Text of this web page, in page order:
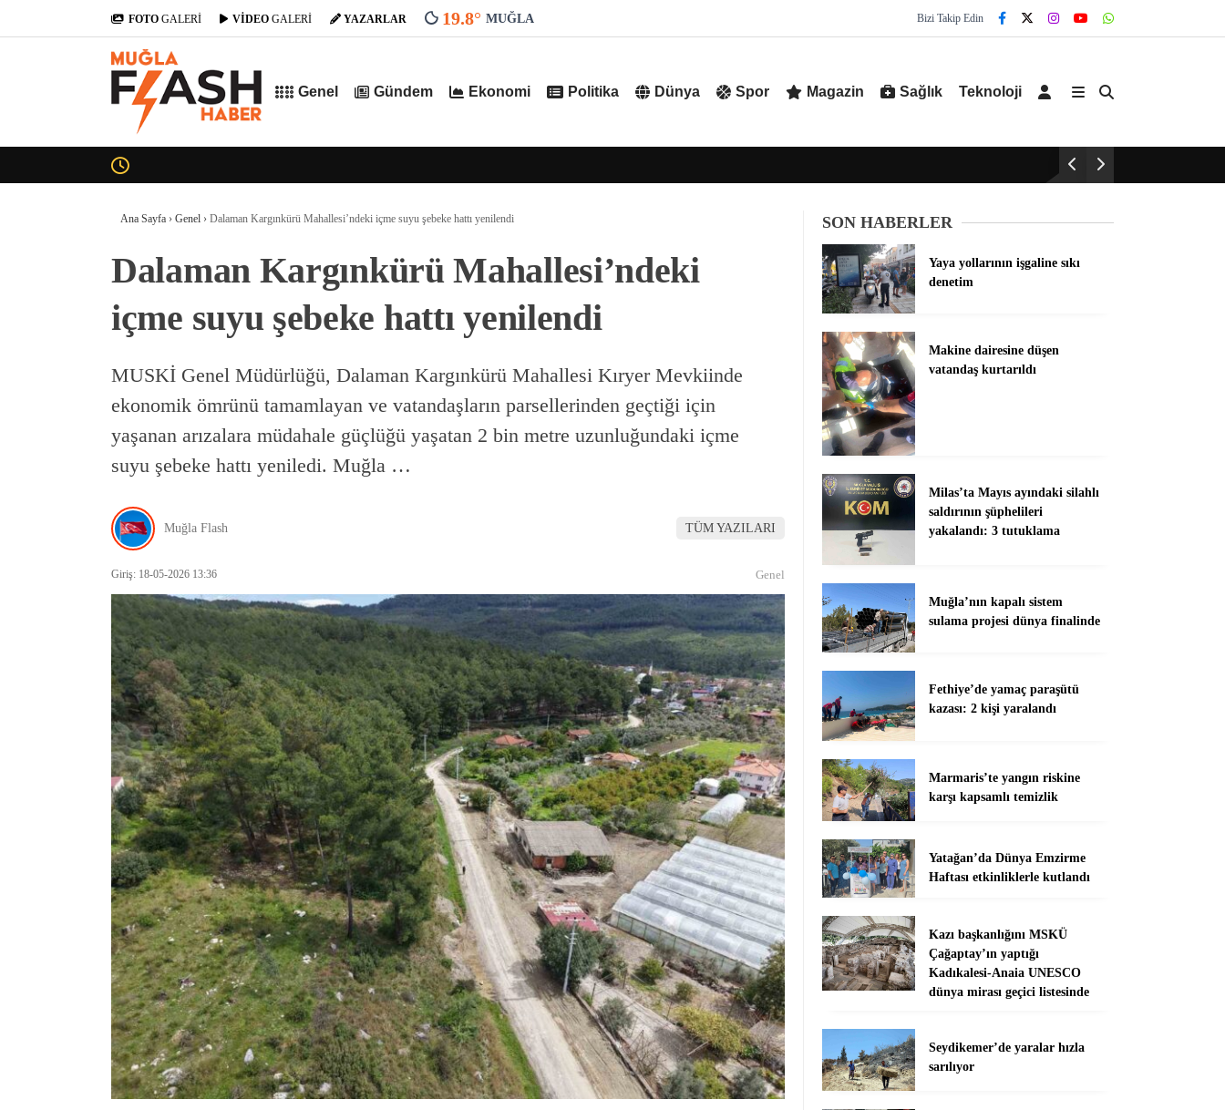
FOTO GALERİ VİDEO GALERİ YAZARLAR 19.8° MUĞLA Bizi Takip Edin
Genel Gündem Ekonomi Politika Dünya Spor Magazin Sağlık Teknoloji
Ana Sayfa › Genel › Dalaman Kargınkürü Mahallesi’ndeki içme suyu şebeke hattı yenilendi
Dalaman Kargınkürü Mahallesi’ndeki
içme suyu şebeke hattı yenilendi
MUSKİ Genel Müdürlüğü, Dalaman Kargınkürü Mahallesi Kıryer Mevkiinde
ekonomik ömrünü tamamlayan ve vatandaşların parsellerinden geçtiği için
yaşanan arızalara müdahale güçlüğü yaşatan 2 bin metre uzunluğundaki içme
suyu şebeke hattı yeniledi. Muğla …
Muğla Flash TÜM YAZILARI
Giriş: 18-05-2026 13:36 Genel
SON HABERLER
Yaya yollarının işgaline sıkı
denetim
Makine dairesine düşen
vatandaş kurtarıldı
Milas’ta Mayıs ayındaki silahlı
saldırının şüphelileri
yakalandı: 3 tutuklama
Muğla’nın kapalı sistem
sulama projesi dünya finalinde
Fethiye’de yamaç paraşütü
kazası: 2 kişi yaralandı
Marmaris’te yangın riskine
karşı kapsamlı temizlik
Yatağan’da Dünya Emzirme
Haftası etkinliklerle kutlandı
Kazı başkanlığını MSKÜ
Çağaptay’ın yaptığı
Kadıkalesi-Anaia UNESCO
dünya mirası geçici listesinde
Seydikemer’de yaralar hızla
sarılıyor